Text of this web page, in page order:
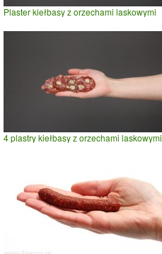
Plaster kiełbasy z orzechami laskowymi
4 plastry kiełbasy z orzechami laskowymi